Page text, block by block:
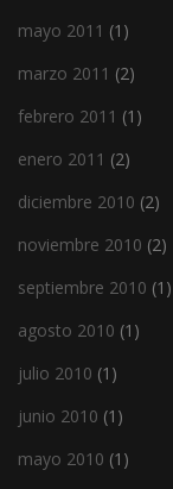
mayo 2011 (1)
marzo 2011 (2)
febrero 2011 (1)
enero 2011 (2)
diciembre 2010 (2)
noviembre 2010 (2)
septiembre 2010 (1)
agosto 2010 (1)
julio 2010 (1)
junio 2010 (1)
mayo 2010 (1)